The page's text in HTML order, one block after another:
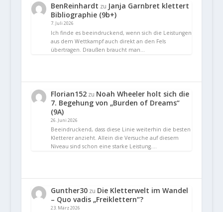
BenReinhardt zu Janja Garnbret klettert
Bibliographie (9b+)
7. Juli 2026
Ich finde es beeindruckend, wenn sich die Leistungen
aus dem Wettkampf auch direkt an den Fels
übertragen. Draußen braucht man…
Florian152zu Noah Wheeler holt sich die
7. Begehung von „Burden of Dreams“
(9A)
26. Juni 2026
Beeindruckend, dass diese Linie weiterhin die besten
Kletterer anzieht. Allein die Versuche auf diesem
Niveau sind schon eine starke Leistung.…
Gunther30zu Die Kletterwelt im Wandel
– Quo vadis „Freiklettern“?
23. März 2026